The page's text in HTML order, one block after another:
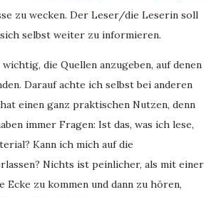
zu wecken. Der Leser/die Leserin soll
selbst weiter zu informieren.
die Quellen anzugeben, auf denen
Darauf achte ich selbst bei anderen
einen ganz praktischen Nutzen, denn
immer Fragen: Ist das, was ich lese,
Kann ich mich auf die
Nichts ist peinlicher, als mit einer
Ecke zu kommen und dann zu hören,